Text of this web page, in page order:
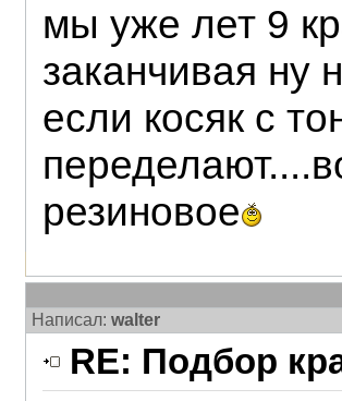
мы уже лет 9
заканчивая ну
если косяк с
резиновое
Написал: walter
RE: Подбор